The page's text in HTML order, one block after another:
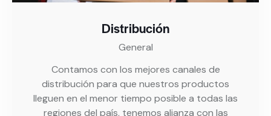
Distribución
General
Contamos con los mejores canales de
distribución para que nuestros productos
lleguen en el menor tiempo posible a todas las
regiones del país, tenemos alianza con las